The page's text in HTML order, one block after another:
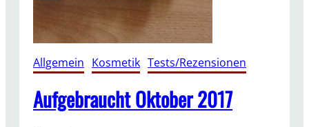
2
0
1
Allgemein Kosmetik Tests/Rezensionen
Aufgebraucht Oktober 2017